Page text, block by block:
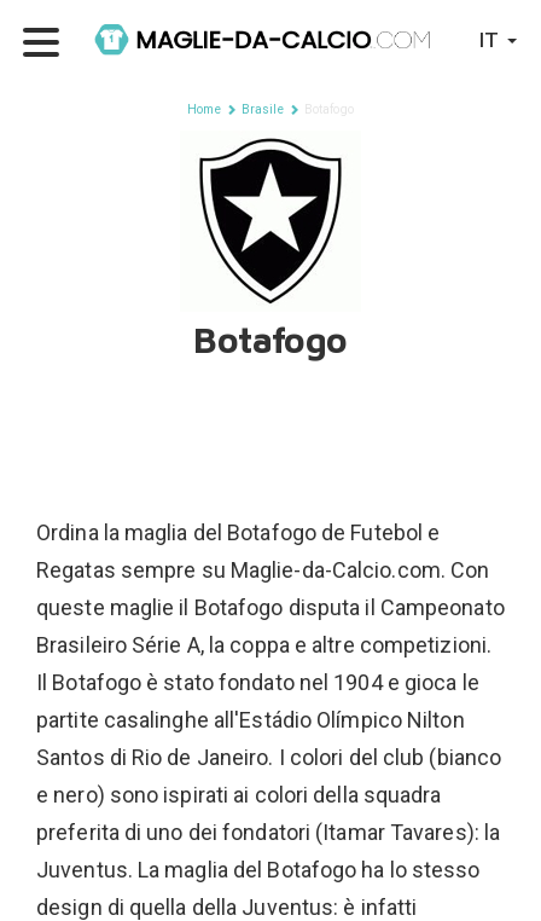
IT
Home Brasile Botafogo
Botafogo
Ordina la maglia del Botafogo de Futebol e
Regatas sempre su Maglie-da-Calcio.com. Con
queste maglie il Botafogo disputa il Campeonato
Brasileiro Série A, la coppa e altre competizioni.
Il Botafogo è stato fondato nel 1904 e gioca le
partite casalinghe all'Estádio Olímpico Nilton
Santos di Rio de Janeiro. I colori del club (bianco
e nero) sono ispirati ai colori della squadra
preferita di uno dei fondatori (Itamar Tavares): la
Juventus. La maglia del Botafogo ha lo stesso
design di quella della Juventus: è infatti